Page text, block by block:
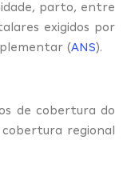
parto, entre
exigidos por
(ANS).
de cobertura do
regional